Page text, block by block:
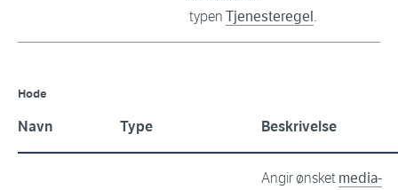
typen Tjenesteregel .
Hode
Navn Type Beskrivelse
Angir ønsket media-